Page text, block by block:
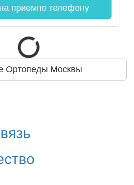
приемпо телефону
Ортопеды Москвы